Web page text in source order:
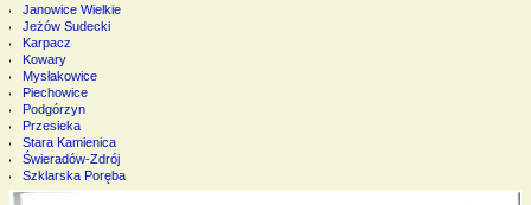
Janowice Wielkie
Jeżów Sudecki
Karpacz
Kowary
Mysłakowice
Piechowice
Podgórzyn
Przesieka
Stara Kamienica
Świeradów-Zdrój
Szklarska Poręba